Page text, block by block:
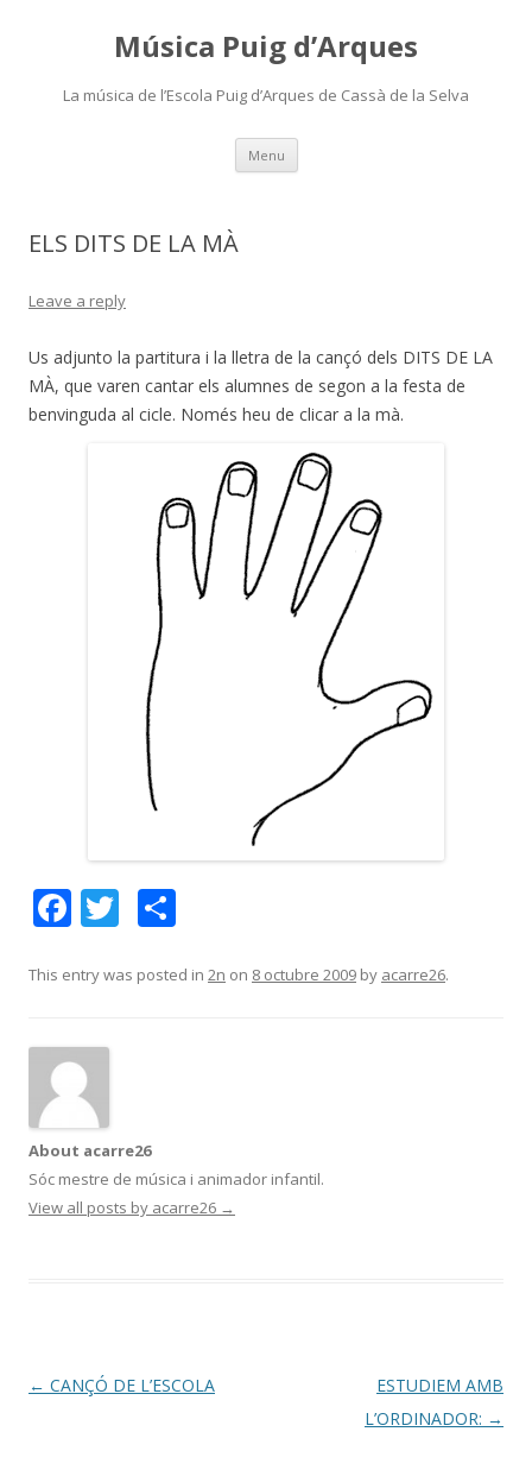
Música Puig d’Arques
La música de l’Escola Puig d’Arques de Cassà de la Selva
Menu Skip
content
ELS DITS DE LA MÀ
Leave a reply
Us adjunto la partitura i la lletra de la cançó dels DITS DE LA
MÀ, que varen cantar els alumnes de segon a la festa de
benvinguda al cicle. Només heu de clicar a la mà.
F
e
o
o
k
T
itt m
This entry was posted in 2n on 8 octubre 2009 by acarre26.
About acarre26
Sóc mestre de música i animador infantil.
View all posts by acarre26 →
Post
← CANÇÓ DE L’ESCOLA
ESTUDIEM AMB
L’ORDINADOR: →